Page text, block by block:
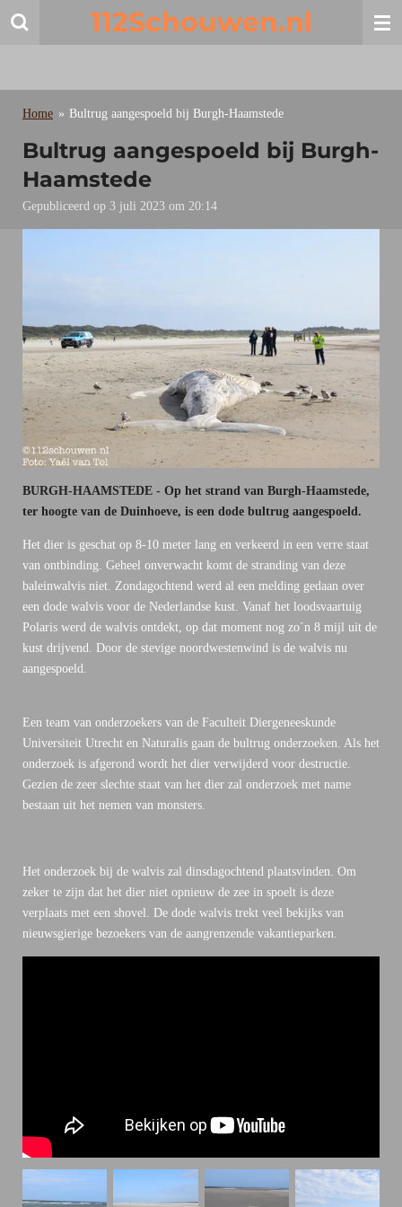
Ga
112Schouwen.nl
Home » Bultrug aangespoeld bij Burgh-Haamstede
Bultrug aangespoeld bij Burgh-
Haamstede
Gepubliceerd op 3 juli 2023 om 20:14
BURGH-HAAMSTEDE - Op het strand van Burgh-Haamstede,
ter hoogte van de Duinhoeve, is een dode bultrug aangespoeld.
Het dier is geschat op 8-10 meter lang en verkeerd in een verre staat
van ontbinding. Geheel onverwacht komt de stranding van deze
baleinwalvis niet. Zondagochtend werd al een melding gedaan over
een dode walvis voor de Nederlandse kust. Vanaf het loodsvaartuig
Polaris werd de walvis ontdekt, op dat moment nog zo´n 8 mijl uit de
kust drijvend. Door de stevige noordwestenwind is de walvis nu
aangespoeld.
Een team van onderzoekers van de Faculteit Diergeneeskunde
Universiteit Utrecht en Naturalis gaan de bultrug onderzoeken. Als het
onderzoek is afgerond wordt het dier verwijderd voor destructie.
Gezien de zeer slechte staat van het dier zal onderzoek met name
bestaan uit het nemen van monsters.
Het onderzoek bij de walvis zal dinsdagochtend plaatsvinden. Om
zeker te zijn dat het dier niet opnieuw de zee in spoelt is deze
verplaats met een shovel. De dode walvis trekt veel bekijks van
nieuwsgierige bezoekers van de aangrenzende vakantieparken.